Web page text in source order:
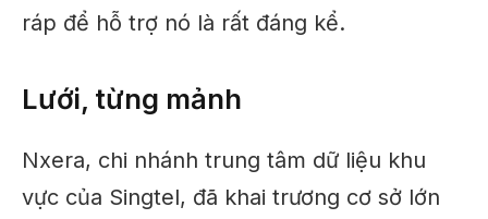
ráp để hỗ trợ nó là rất đáng kể.
Lưới, từng mảnh
Nxera, chi nhánh trung tâm dữ liệu khu
vực của Singtel, đã khai trương cơ sở lớn